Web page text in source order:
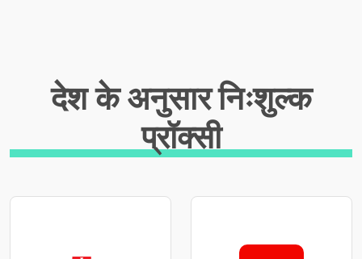
देश के अनुसार निःशुल्क
प्रॉक्सी